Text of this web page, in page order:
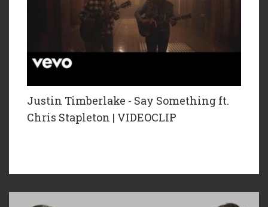
Justin Timberlake - Say Something ft.
Chris Stapleton | VIDEOCLIP